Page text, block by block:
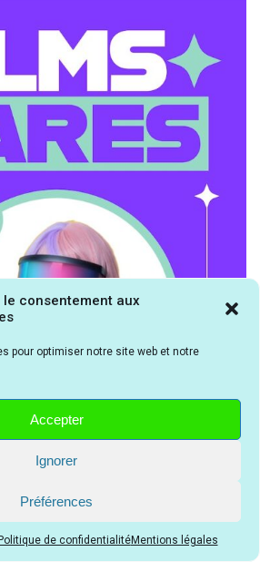
le consentement aux
pour optimiser notre site web et notre
Accepter
Ignorer
Préférences
Politique de confidentialitéMentions légales